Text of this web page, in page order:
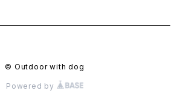
© Outdoor with dog
Powered by